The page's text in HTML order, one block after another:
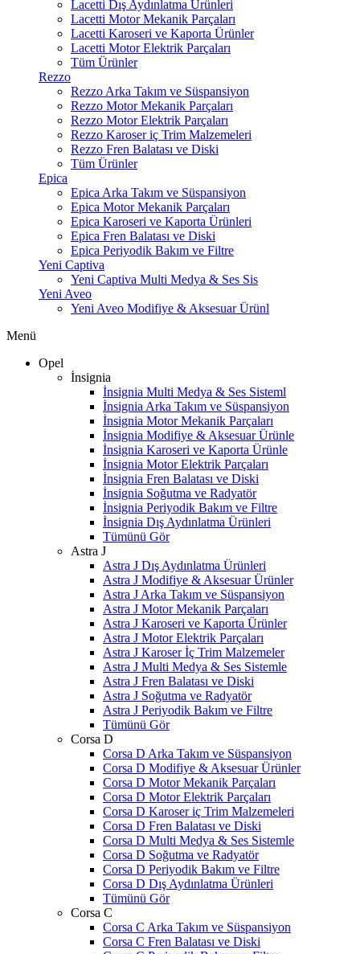
Lacetti Dış Aydınlatma Ürünleri
Lacetti Motor Mekanik Parçaları
Lacetti Karoseri ve Kaporta Ürünler
Lacetti Motor Elektrik Parçaları
Tüm Ürünler
Rezzo
Rezzo Arka Takım ve Süspansiyon
Rezzo Motor Mekanik Parçaları
Rezzo Motor Elektrik Parçaları
Rezzo Karoser iç Trim Malzemeleri
Rezzo Fren Balatası ve Diski
Tüm Ürünler
Epica
Epica Arka Takım ve Süspansiyon
Epica Motor Mekanik Parçaları
Epica Karoseri ve Kaporta Ürünleri
Epica Fren Balatası ve Diski
Epica Periyodik Bakım ve Filtre
Yeni Captiva
Yeni Captiva Multi Medya & Ses Sis
Yeni Aveo
Yeni Aveo Modifiye & Aksesuar Ürünl
Menü
Opel
İnsignia
İnsignia Multi Medya & Ses Sisteml
İnsignia Arka Takım ve Süspansiyon
İnsignia Motor Mekanik Parçaları
İnsignia Modifiye & Aksesuar Ürünle
İnsignia Karoseri ve Kaporta Ürünle
İnsignia Motor Elektrik Parçaları
İnsignia Fren Balatası ve Diski
İnsignia Soğutma ve Radyatör
İnsignia Periyodik Bakım ve Filtre
İnsignia Dış Aydınlatma Ürünleri
Tümünü Gör
Astra J
Astra J Dış Aydınlatma Ürünleri
Astra J Modifiye & Aksesuar Ürünler
Astra J Arka Takım ve Süspansiyon
Astra J Motor Mekanik Parçaları
Astra J Karoseri ve Kaporta Ürünler
Astra J Motor Elektrik Parçaları
Astra J Karoser İç Trim Malzemeler
Astra J Multi Medya & Ses Sistemle
Astra J Fren Balatası ve Diski
Astra J Soğutma ve Radyatör
Astra J Periyodik Bakım ve Filtre
Tümünü Gör
Corsa D
Corsa D Arka Takım ve Süspansiyon
Corsa D Modifiye & Aksesuar Ürünler
Corsa D Motor Mekanik Parçaları
Corsa D Motor Elektrik Parçaları
Corsa D Karoser iç Trim Malzemeleri
Corsa D Fren Balatası ve Diski
Corsa D Multi Medya & Ses Sistemle
Corsa D Soğutma ve Radyatör
Corsa D Periyodik Bakım ve Filtre
Corsa D Dış Aydınlatma Ürünleri
Tümünü Gör
Corsa C
Corsa C Arka Takım ve Süspansiyon
Corsa C Fren Balatası ve Diski